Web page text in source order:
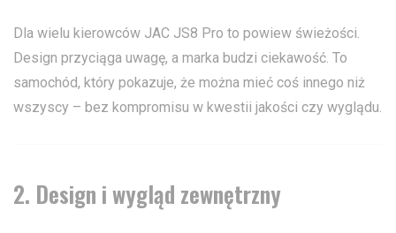
Dla wielu kierowców JAC JS8 Pro to powiew świeżości.
Design przyciąga uwagę, a marka budzi ciekawość. To
samochód, który pokazuje, że można mieć coś innego niż
wszyscy – bez kompromisu w kwestii jakości czy wyglądu.
2. Design i wygląd zewnętrzny